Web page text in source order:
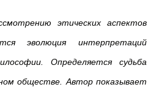
этических аспектов
эволюция интерпретаций
Определяется судьба
обществе. Автор показывает